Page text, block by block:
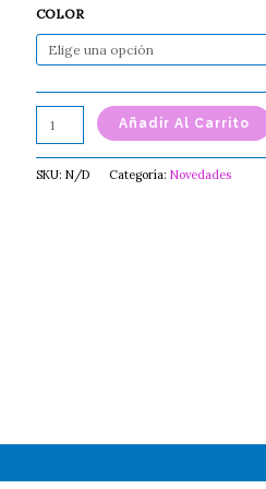
COLOR
Añadir Al Carrito
SKU:N/D Categoría:Novedades